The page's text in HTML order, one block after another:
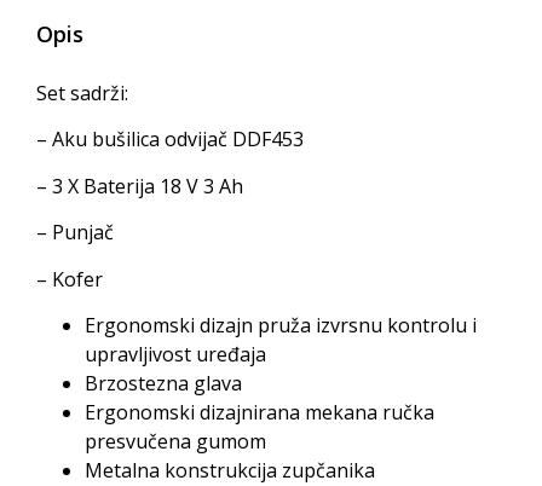
Opis
Set sadrži:
– Aku bušilica odvijač DDF453
– 3 X Baterija 18 V 3 Ah
– Punjač
– Kofer
Ergonomski dizajn pruža izvrsnu kontrolu i
upravljivost uređaja
Brzostezna glava
Ergonomski dizajnirana mekana ručka
presvučena gumom
Metalna konstrukcija zupčanika